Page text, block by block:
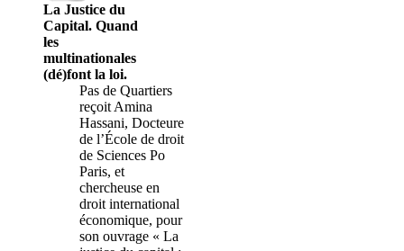
La Justice du
Capital. Quand
les
multinationales
(dé)font la loi.
Pas de Quartiers
reçoit Amina
Hassani, Docteure
de l’École de droit
de Sciences Po
Paris, et
chercheuse en
droit international
économique, pour
son ouvrage « La